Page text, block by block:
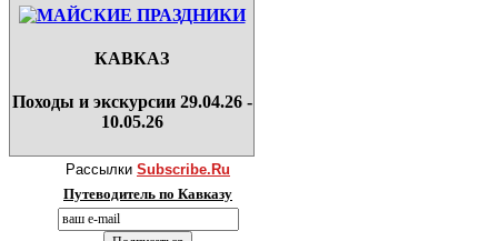
КАВКАЗ
Походы и экскурсии 29.04.26 -
10.05.26
Рассылки Subscribe.Ru
Путеводитель по Кавказу